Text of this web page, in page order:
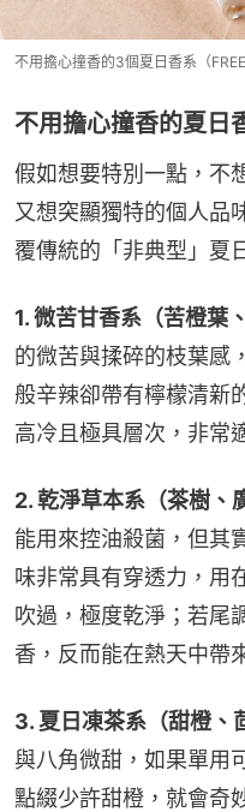
不用擔心撞香的3個夏日香系（
不用擔心撞香的夏日
假如想要特別一點，不
又想突顯獨特的個人品
覆傳統的「非典型」夏
1. ​微苦甘香系（苦橙葉
的微苦與揉碎的枝葉感
般辛辣卻帶有檸檬清新
高冷且極具層次，非常
2. 乾淨草本系（茶樹、
能用來控油殺菌，但其
味非常具有穿透力，用
吹過，極度乾淨；若尾
香，反而能在熱天中帶
3. 夏日凍茶系（甜橙、
與八角微甜，如果單用
點綴少許甜橙，就會奇